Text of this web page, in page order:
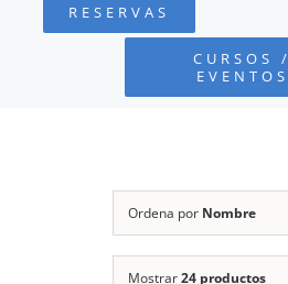
FUNDACIÓN
RESERVAS
CURSOS /
EVENTOS
Ordena por Nombre
Mostrar24 productos